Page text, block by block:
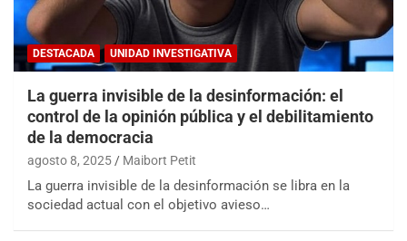
DESTACADA UNIDAD INVESTIGATIVA
La guerra invisible de la desinformación: el
control de la opinión pública y el debilitamiento
de la democracia
agosto 8, 2025 Maibort Petit
La guerra invisible de la desinformación se libra en la
sociedad actual con el objetivo avieso…